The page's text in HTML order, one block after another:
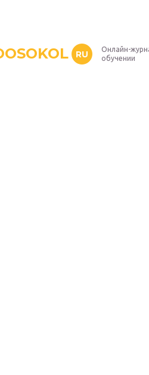
RU
Онлайн-
обучении